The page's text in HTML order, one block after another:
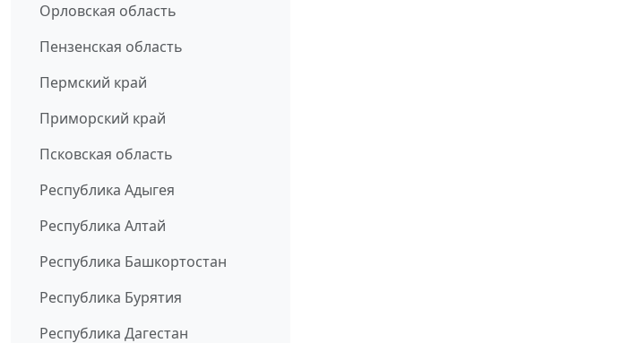
Орловская область
Пензенская область
Пермский край
Приморский край
Псковская область
Республика Адыгея
Республика Алтай
Республика Башкортостан
Республика Бурятия
Республика Дагестан